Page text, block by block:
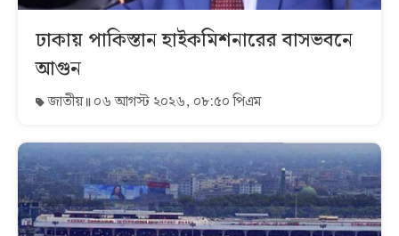
ঢাকায় পাকিস্তান হাইকমিশনারের বাসভবনে
আগুন
জাতীয় ০৬ আগস্ট ২০২৬, ০৮:৫০ পিএম